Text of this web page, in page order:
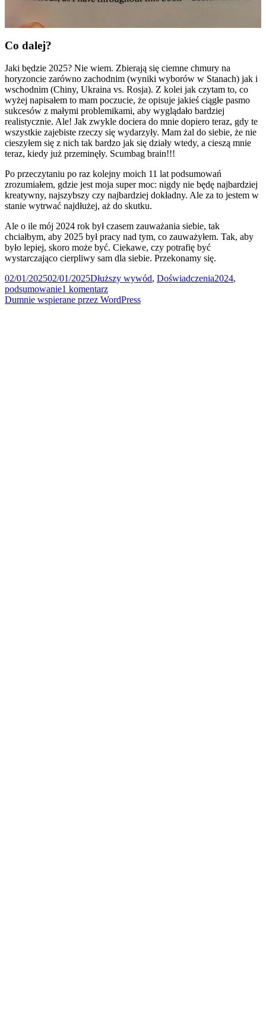
Co dalej?
Jaki będzie 2025? Nie wiem. Zbierają się ciemne chmury na
horyzoncie zarówno zachodnim (wyniki wyborów w Stanach) jak i
wschodnim (Chiny, Ukraina vs. Rosja). Z kolei jak czytam to, co
wyżej napisałem to mam poczucie, że opisuje jakieś ciągłe pasmo
sukcesów z małymi problemikami, aby wyglądało bardziej
realistycznie. Ale! Jak zwykle dociera do mnie dopiero teraz, gdy te
wszystkie zajebiste rzeczy się wydarzyły. Mam żal do siebie, że nie
cieszyłem się z nich tak bardzo jak się działy wtedy, a cieszą mnie
teraz, kiedy już przeminęły. Scumbag brain!!!
Po przeczytaniu po raz kolejny moich 11 lat podsumowań
zrozumiałem, gdzie jest moja super moc: nigdy nie będę najbardziej
kreatywny, najszybszy czy najbardziej dokładny. Ale za to jestem w
stanie wytrwać najdłużej, aż do skutku.
Ale o ile mój 2024 rok był czasem zauważania siebie, tak
chciałbym, aby 2025 był pracy nad tym, co zauważyłem. Tak, aby
było lepiej, skoro może być. Ciekawe, czy potrafię być
wystarczająco cierpliwy sam dla siebie. Przekonamy się.
Data
publikacji
02/01/202502/01/2025Kategorie
Dłuższy wywód, DoświadczeniaTagi
2024,
podsumowanie1 komentarzdo
2024
Dumnie wspierane przez WordPress